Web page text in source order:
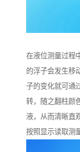
在液位测量过程
的浮子会发生移
子的变化就可通
转，随之翻柱颜
液，从而清晰直
按照显示读取测